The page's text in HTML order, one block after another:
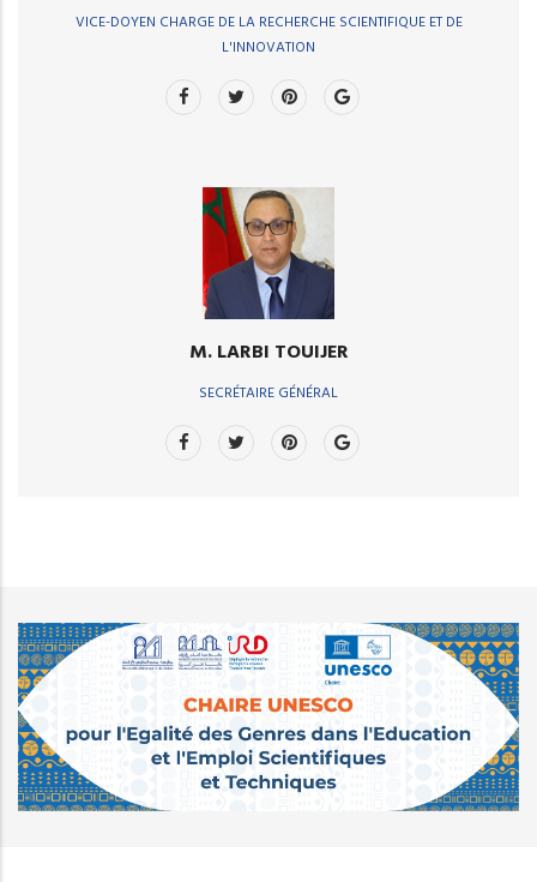
VICE-DOYEN CHARGE DE LA RECHERCHE SCIENTIFIQUE ET DE
L'INNOVATION
M. LARBI TOUIJER
SECRÉTAIRE GÉNÉRAL